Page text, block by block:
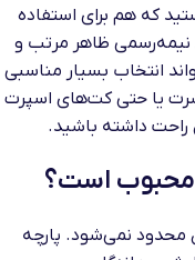
که هم برای استفاده
ظاهر مرتب و
انتخاب بسیار مناسبی
یا حتی کت‌های اسپرت
داشته باشید.
محبوب است؟
محدود نمی‌شود. پارچه